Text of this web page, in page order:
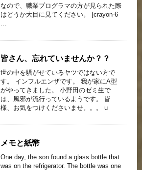
なので、職業プログラマの方が見られた際
はどうか大目に見てください。 [crayon-6
…
皆さん、忘れていませんか？？
世の中を騒がせているヤツではない方で
す。 インフルエンザです。 我が家にA型
がやってきました。 小野田のゼミ生で
は、風邪が流行っているようです。 皆
様、お気をつけくださいませ。。。 u
メモと紙幣
One day, the son found a glass bottle that
was on the refrigerator. The bottle was one